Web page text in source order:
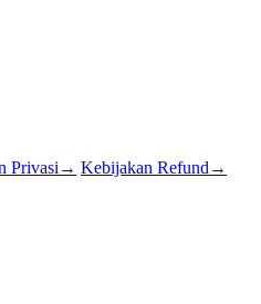
Privasi → Kebijakan Refund →